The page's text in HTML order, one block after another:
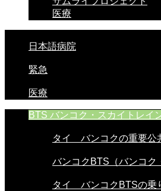
医療
日本語病院
緊急
医療
BTS バンコク・スカイトレイ
タイ バンコクの重要公
バンコクBTS（バンコク
タイ バンコクBTSの乗